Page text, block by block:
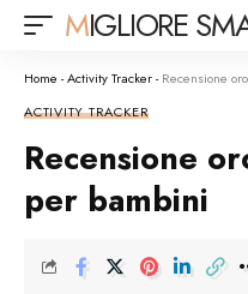
MIGLIORE
Home -Activity Tracker-Recensione
ACTIVITY TRACKER
Recensione
per bambini